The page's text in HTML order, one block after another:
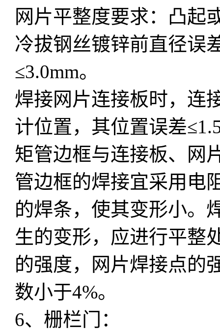
网片平整度要求：凸起
冷拔钢丝镀锌前直径误
≤3.0mm。
焊接网片连接板时，连
计位置，其位置误差
矩管边框与连接板、网
管边框的焊接宜采用电
的焊条，使其变形小。
生的变形，应进行平整
的强度，网片焊接点的
数小于4%。
6、栅栏门：